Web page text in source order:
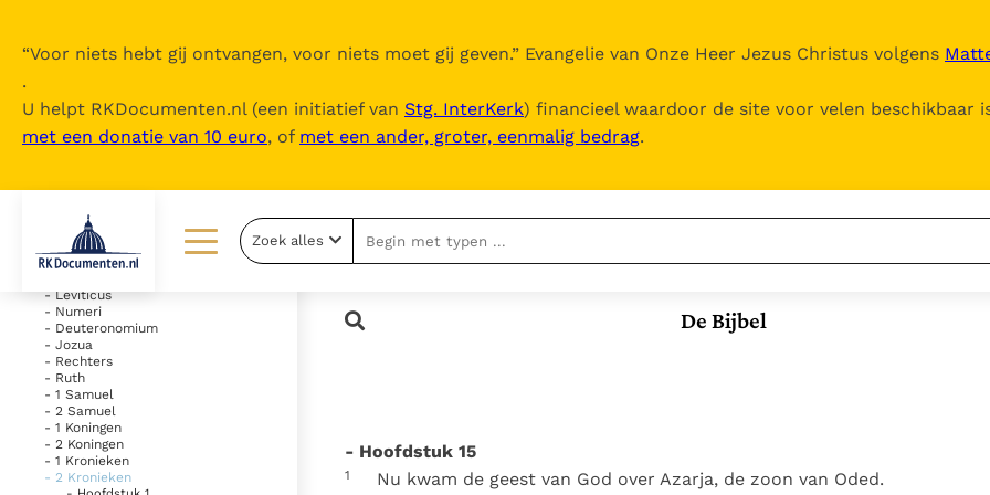
“Voor niets hebt gij ontvangen, voor niets moet gij geven.” Evangelie van Onze Heer Jezus Christus volgens
.
U helpt RKDocumenten.nl (een initiatief van Stg. InterKerk) financieel waardoor de site voor velen beschikbaar
met een donatie van 10 euro, of met een ander, groter, eenmalig bedrag.
Lezen
Documenten
Bijbel
Thema’s
Berichten
Over ons
Over RK Documenten
Nieuwsbrief
parel van Gods
Gods Koninkrijk
Het Vaticaan publiceert
toe
stad is zowel een gave
Zoek alles
De Bijbel
uitklappen
- Oude Testament
- Genesis
- Leviticus
- Numeri
- Deuteronomium
- Jozua
- Rechters
- Ruth
- 1 Samuel
- 2 Samuel
- 1 Koningen
- 2 Koningen
- 1 Kronieken
- 2 Kronieken
- Hoofdstuk 15
1 Nu kwam de geest van God over Azarja, de zoon van Oded.